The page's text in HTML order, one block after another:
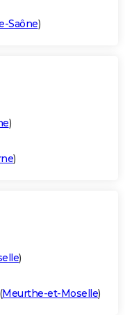
Saône)
)
)
)
Meurthe-et-Moselle)